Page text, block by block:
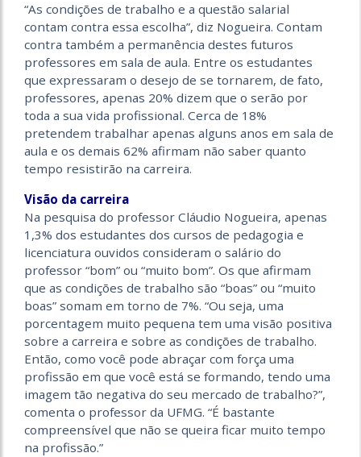
“As condições de trabalho e a questão salarial
contam contra essa escolha”, diz Nogueira. Contam
contra também a permanência destes futuros
professores em sala de aula. Entre os estudantes
que expressaram o desejo de se tornarem, de fato,
professores, apenas 20% dizem que o serão por
toda a sua vida profissional. Cerca de 18%
pretendem trabalhar apenas alguns anos em sala de
aula e os demais 62% afirmam não saber quanto
tempo resistirão na carreira.
Visão da carreira
Na pesquisa do professor Cláudio Nogueira, apenas
1,3% dos estudantes dos cursos de pedagogia e
licenciatura ouvidos consideram o salário do
professor “bom” ou “muito bom”. Os que afirmam
que as condições de trabalho são “boas” ou “muito
boas” somam em torno de 7%. “Ou seja, uma
porcentagem muito pequena tem uma visão positiva
sobre a carreira e sobre as condições de trabalho.
Então, como você pode abraçar com força uma
profissão em que você está se formando, tendo uma
imagem tão negativa do seu mercado de trabalho?”,
comenta o professor da UFMG. “É bastante
compreensível que não se queira ficar muito tempo
na profissão.”